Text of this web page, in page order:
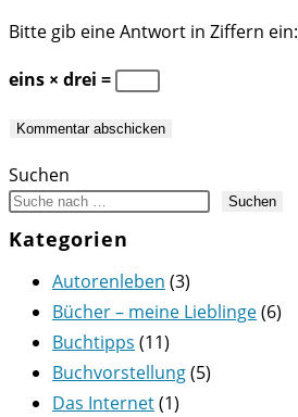
Benutzernamen
zum
ein
Mail-
Adresse
Kommentieren
ein
Website-
URL
(optional)
Bitte gib eine Antwort in Ziffern ein:
eins × drei =
Suchen
Suchen
Kategorien
Autorenleben (3)
Bücher – meine Lieblinge(6)
Buchtipps (11)
Buchvorstellung(5)
Das Internet(1)